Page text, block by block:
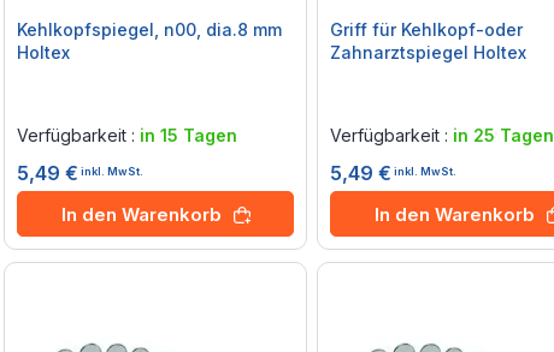
Kehlkopfspiegel, n00, dia.8 mm
Holtex
Verfügbarkeit : in 15 Tagen
5,49 € inkl. MwSt.
In den Warenkorb
Griff für Kehlkopf-oder
Zahnarztspiegel Holtex
Verfügbarkeit : in 25 Tagen
5,49 € inkl. MwSt.
In den Warenkorb